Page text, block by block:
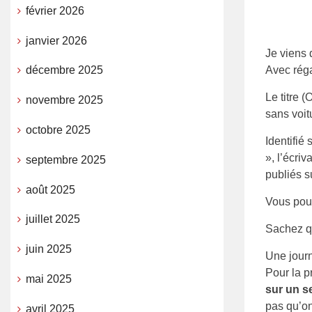
Je viens
Avec
Le titre
sans
Identifié
»,
publiés
Vous
Sachez
Une
Pour la
sur un
pas
février 2026
janvier 2026
décembre 2025
novembre 2025
octobre 2025
septembre 2025
août 2025
juillet 2025
juin 2025
mai 2025
avril 2025